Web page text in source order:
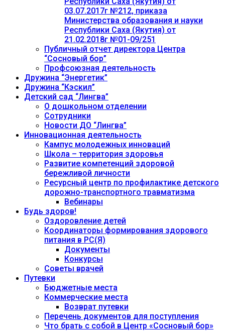
03.07.2017г №212, приказа
Министерства образования и науки
Республики Саха (Якутия) от
21.02.2018г №01-09/251
Публичный отчет директора Центра
“Сосновый бор”
Профсоюзная деятельность
Дружина “Энергетик”
Дружина “Кэскил”
Детский сад “Лингва”
О дошкольном отделении
Сотрудники
Новости ДО “Лингва”
Инновационная деятельность
Кампус молодежных инноваций
Школа – территория здоровья
Развитие компетенций здоровой
бережливой личности
Ресурсный центр по профилактике детского
дорожно-транспортного травматизма
Вебинары
Будь здоров!
Оздоровление детей
Координаторы формирования здорового
питания в РС(Я)
Документы
Конкурсы
Советы врачей
Путевки
Бюджетные места
Коммерческие места
Возврат путевки
Перечень документов для поступления
Что брать с собой в Центр «Сосновый бор»